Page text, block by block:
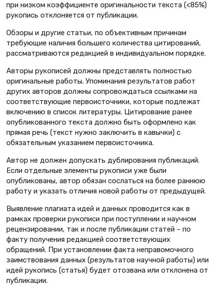
при низком коэффициенте оригинальности текста (<85%)
рукопись отклоняется от публикации.
Обзоры и другие статьи, по объективным причинам
требующие наличия большего количества цитирований,
рассматриваются редакцией в индивидуальном порядке.
Авторы рукописей должны представлять полностью
оригинальные работы. Упоминания результатов работ
других авторов должны сопровождаться ссылками на
соответствующие первоисточники, которые подлежат
включению в список литературы. Цитирование ранее
опубликованного текста должно быть оформлено как
прямая речь (текст нужно заключить в кавычки) с
обязательным указанием первоисточника.
Автор не должен допускать дублирования публикаций.
Если отдельные элементы рукописи уже были
опубликованы, автор обязан сослаться на более раннюю
работу и указать отличия новой работы от предыдущей.
Выявление плагиата идей и данных проводится как в
рамках проверки рукописи при поступлении и научном
рецензировании, так и после публикации статей – по
факту получения редакцией соответствующих
обращений. При установлении факта неправомочного
заимствования данных (результатов научной работы) или
идей рукопись (статья) будет отозвана или отклонена от
публикации.